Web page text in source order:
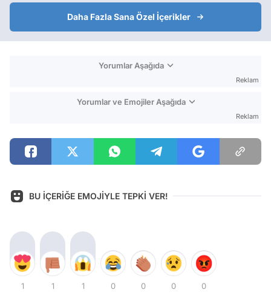
Daha Fazla Sana Özel İçerikler
Yorumlar Aşağıda
Reklam
Yorumlar ve Emojiler Aşağıda
Reklam
BU İÇERİĞE EMOJİYLE TEPKİ VER!
1 1 1 0 0 0 0